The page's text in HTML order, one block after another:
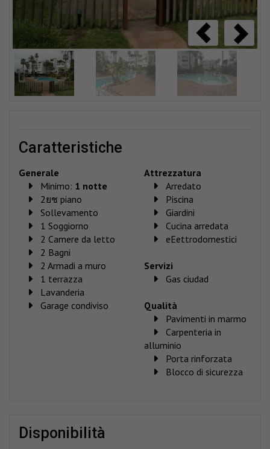
caratteristiche
Generale
Minimo: 1 notte
2ยช piano
Sollevamento
1 Soggiorno
2 Camere da letto
2 Bagni
2 Armadi a muro
1 terrazza
Lavanderia
Garage condiviso
Attrezzatura
Arredato
Piscina
Giardini
Cucina arredata
eEettrodomestici
Servizi
Gas ciudad
Qualità
Pavimenti in marmo
Carpenteria in
alluminio
Porta rinforzata
Blocco di sicurezza
disponibilità